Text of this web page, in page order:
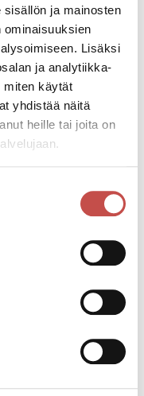
ja mainosten
ominaisuuksien
Lisäksi
ja analytiikka-
miten käytät
yhdistää näitä
heille tai joita on
kaavojen